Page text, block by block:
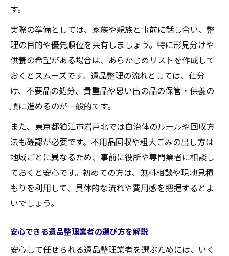
家を丸ごと整理する遺品整理の基本手順
大切な品の仕分けと買取の流れを解説
不用品回収と遺品整理の違いと活用方法
家財の処分時に知っておきたい注意点
遺品整理の費用目安と節約のポイント
心の負担を減らす遺品整理業者選びのコツ
遺品整理で信頼感を重視する選び方の工夫
口コミや実績から判断する業者の特徴
女性スタッフ対応や配慮ある遺品整理とは
遠方からでも安心できる遺品整理の進め方
岩戸北の遺品整理で費用を抑える比較方法
遺品整理の費用相場と比較ポイント
す。
実際の準備としては、家族や親族と事前に話し合い、整
理の目的や優先順位を共有しましょう。特に形見分けや
供養の希望がある場合は、あらかじめリストを作成して
おくとスムーズです。遺品整理の流れとしては、仕分
け、不要品の処分、貴重品や思い出の品の保管・供養の
順に進めるのが一般的です。
また、東京都狛江市岩戸北では自治体のルールや回収方
法も確認が必要です。不用品回収や粗大ごみの出し方は
地域ごとに異なるため、事前に役所や専門業者に相談し
ておくと安心です。初めての方は、無料相談や現地見積
もりを利用して、具体的な流れや費用感を把握するとよ
いでしょう。
安心できる遺品整理業者の選び方を解説
安心して任せられる遺品整理業者を選ぶためには、いく